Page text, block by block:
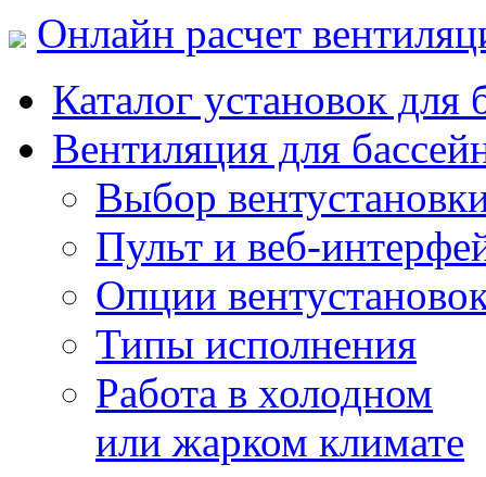
Онлайн расчет
Каталог установок для
Вентиляция для
Выбор
Пульт и веб-
Опции
Типы исполнения
Работа в холодном
или жарком климате